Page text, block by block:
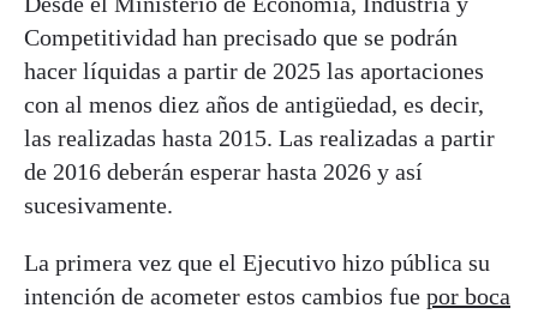
Competitividad han precisado que se podrán
hacer líquidas a partir de 2025 las aportaciones
con al menos diez años de antigüedad, es decir,
las realizadas hasta 2015. Las realizadas a partir
de 2016 deberán esperar hasta 2026 y así
sucesivamente.
La primera vez que el Ejecutivo hizo pública su
intención de acometer estos cambios fue por boca